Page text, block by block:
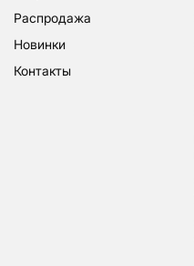
распродажа
новинки
контакты